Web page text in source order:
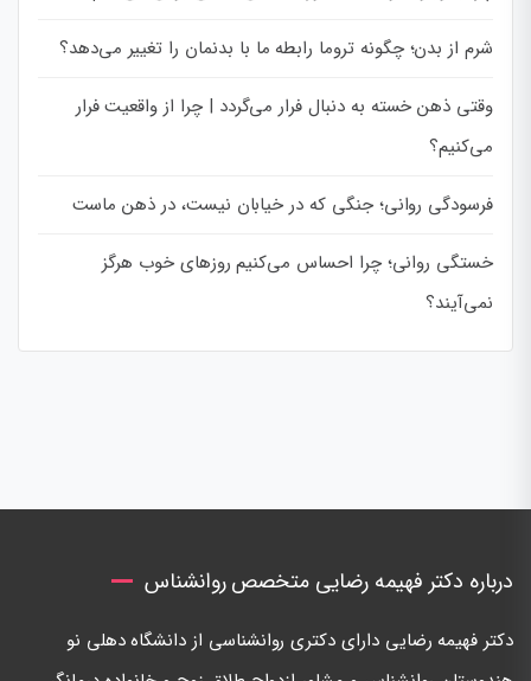
شرم از بدن؛ چگونه تروما رابطه ما با بدنمان را تغییر می‌دهد؟
وقتی ذهن خسته به دنبال فرار می‌گردد | چرا از واقعیت فرار
می‌کنیم؟
فرسودگی روانی؛ جنگی که در خیابان نیست، در ذهن ماست
خستگی روانی؛ چرا احساس می‌کنیم روزهای خوب هرگز
نمی‌آیند؟
درباره دکتر فهیمه رضایی متخصص روانشناس
دكتر فهيمه رضايی دارای دكتری روانشناسی از دانشگاه دهلی نو